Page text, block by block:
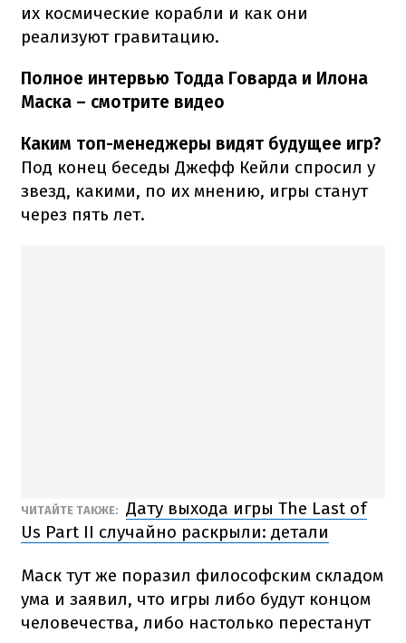
их космические корабли и как они
реализуют гравитацию.
Полное интервью Тодда Говарда и Илона
Маска – смотрите видео
Каким топ-менеджеры видят будущее игр?
Под конец беседы Джефф Кейли спросил у
звезд, какими, по их мнению, игры станут
через пять лет.
ЧИТАЙТЕ ТАКЖЕ: Дату выхода игры The Last of
Us Part II случайно раскрыли: детали
Маск тут же поразил философским складом
ума и заявил, что игры либо будут концом
человечества, либо настолько перестанут